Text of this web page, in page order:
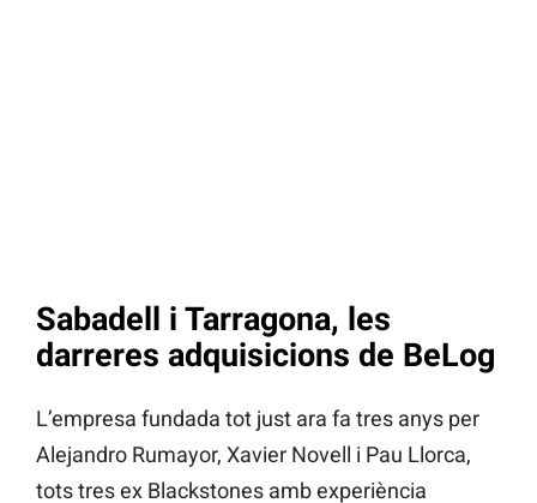
Sabadell i Tarragona, les
darreres adquisicions de BeLog
L’empresa fundada tot just ara fa tres anys per
Alejandro Rumayor, Xavier Novell i Pau Llorca,
tots tres ex Blackstones amb experiència